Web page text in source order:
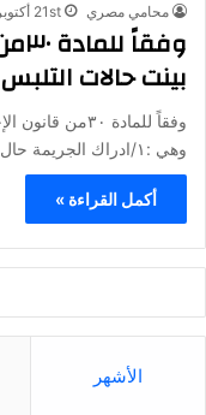
محامي مصري 21st أكتوبر 2022
بينت حالات التلبس
وفقاً للمادة
وهي :١/ادراك الجريمة حال إرتكابها٢/ادراك الجريمة حال ارتكابها ببرهة…
أكمل القراءة »
الأشهر